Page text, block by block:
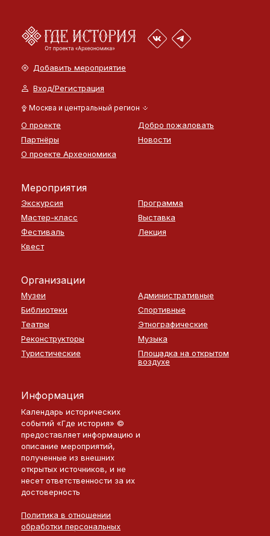
Добавить мероприятие
Вход/Регистрация
Москва и центральный регион
О проекте
Добро пожаловать
Партнёры
Новости
О проекте Археономика
Мероприятия
Экскурсия
Программа
Мастер-класс
Выставка
Фестиваль
Лекция
Квест
Организации
Музеи
Административные
Библиотеки
Спортивные
Театры
Этнографические
Реконструкторы
Музыка
Туристические
Площадка на открытом
воздухе
Информация
Календарь исторических
событий «Где история» ©
предоставляет информацию и
описание мероприятий,
полученные из внешних
открытых источников, и не
несет ответственности за их
достоверность
Политика в отношении
обработки персональных